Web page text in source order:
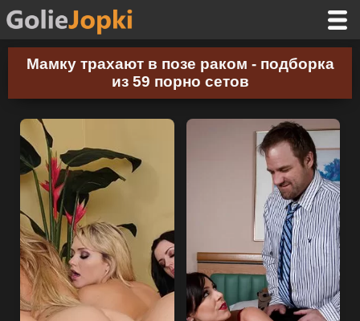
Мамку трахают в позе раком - подборка
из 59 порно сетов